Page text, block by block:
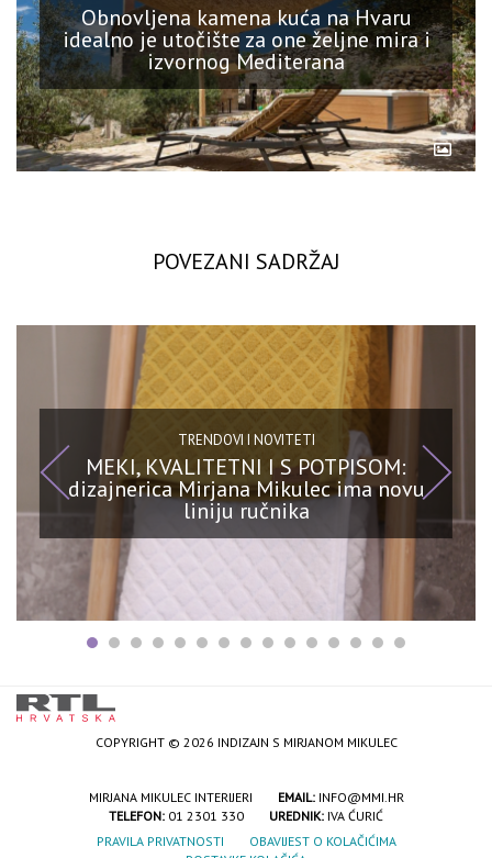
Obnovljena kamena kuća na Hvaru
idealno je utočište za one željne mira i
izvornog Mediterana
POVEZANI SADRŽAJ
TRENDOVI I NOVITETI
MEKI, KVALITETNI I S POTPISOM:
dizajnerica Mirjana Mikulec ima novu
liniju ručnika
COPYRIGHT © 2026 INDIZAJN S MIRJANOM MIKULEC
MIRJANA MIKULEC INTERIJERI EMAIL: INFO@MMI.HR
TELEFON: 01 2301 330 UREDNIK: IVA ĆURIĆ
PRAVILA PRIVATNOSTI
OBAVIJEST O KOLAČIĆIMA